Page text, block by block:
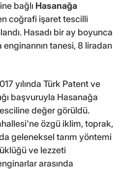
bağlı Hasanağa
coğrafi işaret tescilli
Hasadı bir ay boyunca
tanesi, 8 liradan
yılında Türk Patent ve
başvuruyla Hasanağa
değer görüldü.
özgü iklim, toprak,
geleneksel tarım yöntemi
ve lezzeti
arasında